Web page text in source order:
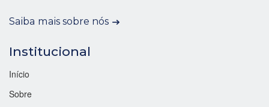
Saiba mais sobre nós
Institucional
Início
Sobre